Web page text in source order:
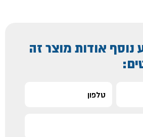
נוסף אודות מוצר זה